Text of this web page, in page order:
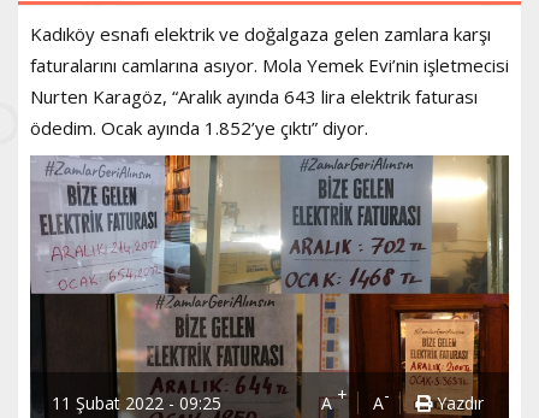
Kadıköy esnafı elektrik ve doğalgaza gelen zamlara karşı
faturalarını camlarına asıyor. Mola Yemek Evi’nin işletmecisi
Nurten Karagöz, “Aralık ayında 643 lira elektrik faturası
ödedim. Ocak ayında 1.852’ye çıktı” diyor.
11 Şubat 2022 - 09:25 A+ A- Yazdır